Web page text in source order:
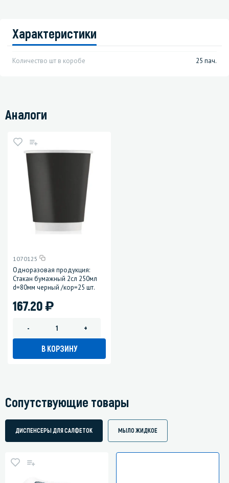
Характеристики
Количество шт в коробе 25 пач.
Аналоги
1070125
Одноразовая продукция:
Стакан бумажный 2сл 250мл
d=80мм черный /кор=25 шт.
167.20)
- +
В КОРЗИНУ
Сопутствующие товары
ДИСПЕНСЕРЫ ДЛЯ САЛФЕТОК МЫЛО ЖИДКОЕ